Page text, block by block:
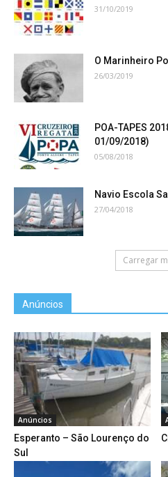
31/10/2019
O Marinheiro
26/03/2019
POA-TAPES
01/09/2018)
05/08/2018
Navio Escola
27/04/2018
Carregar
Anúncios
Anúncios
Esperanto – São Lourenço do
Sul